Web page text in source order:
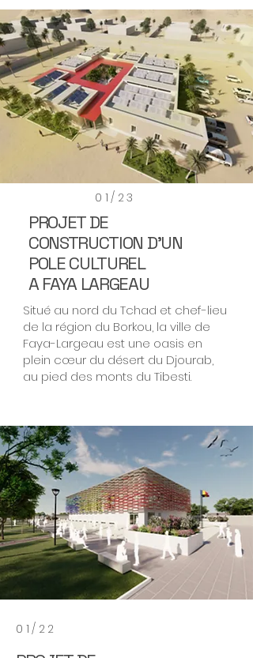
01/23
PROJET DE
CONSTRUCTION D'UN
POLE CULTUREL
A FAYA LARGEAU
Situé au nord du Tchad et chef-lieu
de la région du Borkou, la ville de
Faya-Largeau est une oasis en
plein cœur du désert du Djourab,
au pied des monts du Tibesti.
01/22